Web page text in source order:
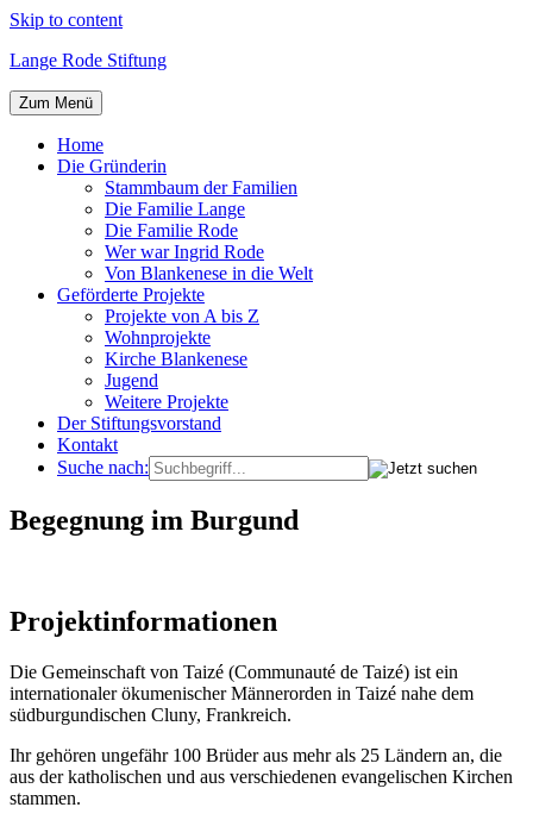
Skip to content
Lange Rode Stiftung
Zum Menü
Home
Die Gründerin
Stammbaum der Familien
Die Familie Lange
Die Familie Rode
Wer war Ingrid Rode
Von Blankenese in die Welt
Geförderte Projekte
Projekte von A bis Z
Wohnprojekte
Kirche Blankenese
Jugend
Weitere Projekte
Der Stiftungsvorstand
Kontakt
Suche nach:
Begegnung im Burgund
Projektinformationen
Die Gemeinschaft von Taizé (Communauté de Taizé) ist ein
internationaler ökumenischer Männerorden in Taizé nahe dem
südburgundischen Cluny, Frankreich.
Ihr gehören ungefähr 100 Brüder aus mehr als 25 Ländern an, die
aus der katholischen und aus verschiedenen evangelischen Kirchen
stammen.